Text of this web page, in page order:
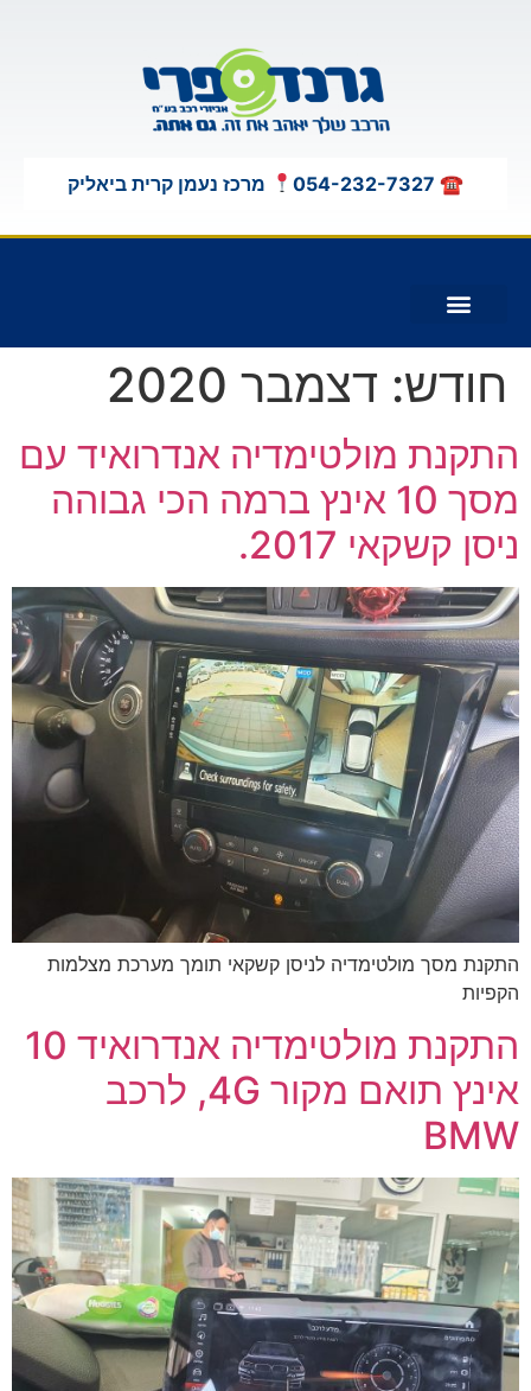
☎ 054-232-7327 מרכז נעמן קרית ביאליק
חודש: דצמבר 2020
התקנת מולטימדיה אנדרואיד עם
מסך 10 אינץ ברמה הכי גבוהה
ניסן קשקאי 2017.
התקנת מסך מולטימדיה לניסן קשקאי תומך מערכת מצלמות
הקפיות
התקנת מולטימדיה אנדרואיד 10
אינץ תואם מקור 4G, לרכב
BMW